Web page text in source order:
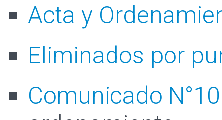
Acta y
Eliminados por
Comunicado